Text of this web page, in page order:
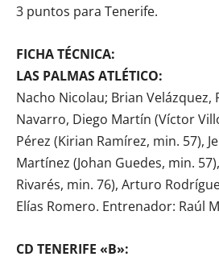
3 puntos para Tenerife.
FICHA TÉCNICA:
LAS PALMAS ATLÉTICO:
Nacho Nicolau; Brian Velázquez,
Navarro, Diego Martín (Víctor
Pérez (Kirian Ramírez, min. 57),
Martínez (Johan Guedes, min.
Rivarés, min. 76), Arturo
Elías Romero. Entrenador: Raúl
CD TENERIFE «B»: